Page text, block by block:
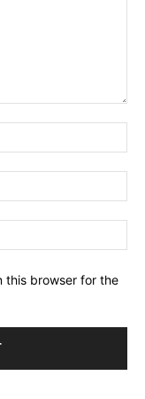
this browser for the